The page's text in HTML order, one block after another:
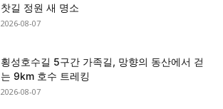
찻길 정원 새 명소
2026-08-07
횡성호수길 5구간 가족길, 망향의 동산에서 걷
는 9km 호수 트레킹
2026-08-07